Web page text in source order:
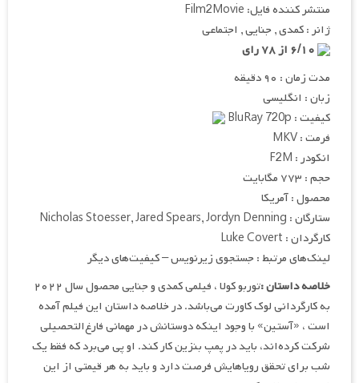
منتشر کننده فایل: Film2Movie
ژانر : کمدی , جنایی , اجتماعی
مدت زمان : ۹۰ دقیقه
زبان : انگلیسی
کیفیت : BluRay 720p
فرمت : MKV
انکودر : F2M
حجم : ۷۷۳ مگابایت
محصول : آمریکا
ستارگان : Nicholas Stoesser, Jared Spears, Jordyn Denning
کارگردان : Luke Covert
لینک‌های مرتبط : جستجوی زیرنویس – کیفیت‌های دیگر
خلاصه داستان :
توربو کولا ، فیلمی کمدی و جنایی محصول سال ۲۰۲۲
به کارگردانی لوک کاورت می‌باشد. در خلاصه داستان این فیلم آمده
است ، «آستین» با وجود اینکه دوستانش در مهمانی فارغ‌التحصیلی
شرکت کرده‌اند، باید در پمپ بنزین کار کند. او پی می‌برد که فقط یک
شب برای تحقق رویاهایش فرصت دارد و باید به هر قیمتی از این